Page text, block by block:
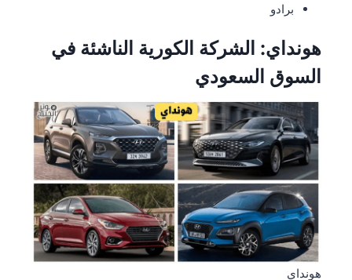
برادو
هونداي: الشركة الكورية الناشئة في
السوق السعودي
هونداي